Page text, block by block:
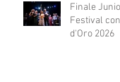
Finale
Festival
d'Oro 2026